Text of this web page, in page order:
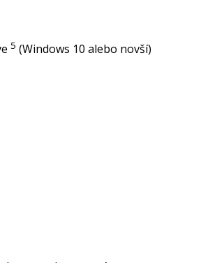
5 (Windows 10 alebo novší)